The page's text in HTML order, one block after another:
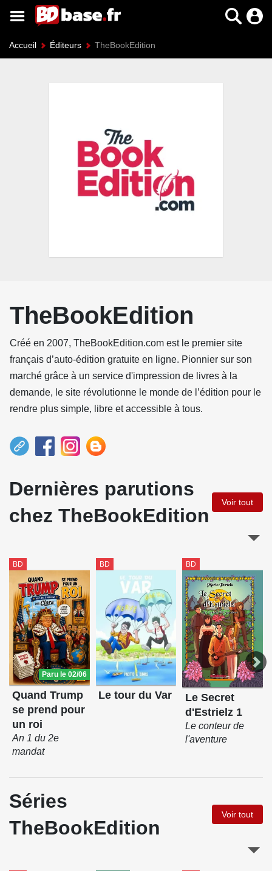
Accueil Éditeurs TheBookEdition
TheBookEdition
Créé en 2007, TheBookEdition.com est le premier site
français d’auto-édition gratuite en ligne. Pionnier sur son
marché grâce à un service d'impression de livres à la
demande, le site révolutionne le monde de l’édition pour le
rendre plus simple, libre et accessible à tous.
Dernières parutions
chez TheBookEdition
Voir tout
BD
Paru le 02/06
Quand Trump
se prend pour
un roi
An 1 du 2e
mandat
BD
Le tour du Var
BD
Le Secret
d'Estrielz 1
Le conteur de
l'aventure
Séries
TheBookEdition
Voir tout